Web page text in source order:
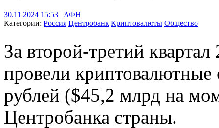
30.11.2024 15:53 | АФН
Категории: Россия Центробанк Криптовалюты Общество
За второй-третий
провели
рублей ($45,2 млрд на
Центробанка страны.